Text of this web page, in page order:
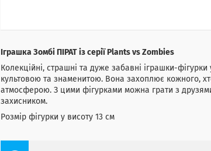
Іграшка Зомбі ПІРАТ із серії Plants vs Zombies
Колекційні, страшні та дуже забавні іграшки-
культовою та знаменитою. Вона захоплює кожного,
атмосферою. З цими фігурками можна грати з
захисником.
Розмір фігурки у висоту 13 см